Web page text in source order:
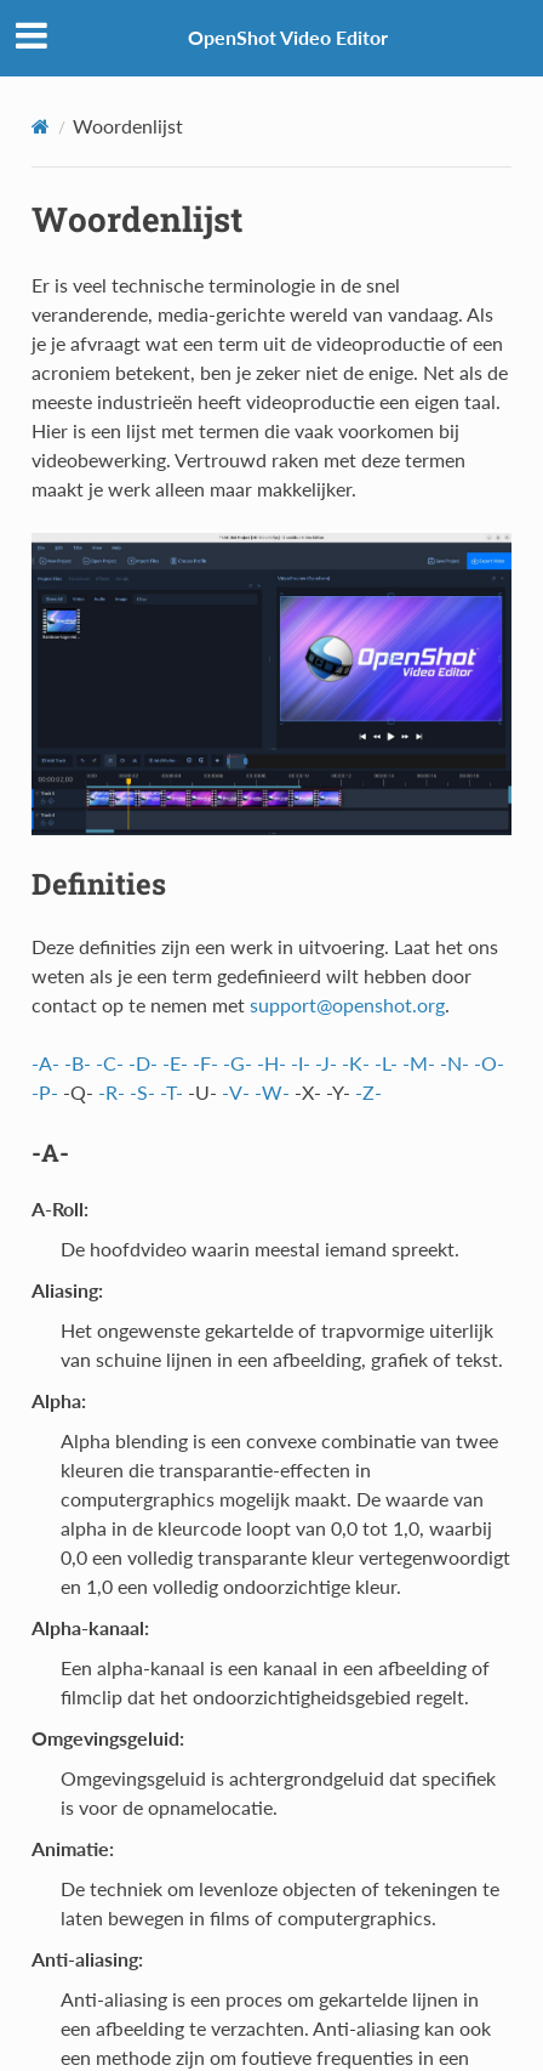
OpenShot Video Editor
Woordenlijst
Woordenlijst
Er is veel technische terminologie in de snel
veranderende, media-gerichte wereld van vandaag. Als
je je afvraagt wat een term uit de videoproductie of een
acroniem betekent, ben je zeker niet de enige. Net als de
meeste industrieën heeft videoproductie een eigen taal.
Hier is een lijst met termen die vaak voorkomen bij
videobewerking. Vertrouwd raken met deze termen
maakt je werk alleen maar makkelijker.
Definities
Deze definities zijn een werk in uitvoering. Laat het ons
weten als je een term gedefinieerd wilt hebben door
contact op te nemen met support@openshot.org.
-A- -B- -C- -D- -E- -F- -G- -H- -I- -J- -K- -L- -M- -N- -O-
-P- -Q- -R- -S- -T- -U- -V- -W- -X- -Y- -Z-
-A-
A-Roll:
De hoofdvideo waarin meestal iemand spreekt.
Aliasing:
Het ongewenste gekartelde of trapvormige uiterlijk
van schuine lijnen in een afbeelding, grafiek of tekst.
Alpha:
Alpha blending is een convexe combinatie van twee
kleuren die transparantie-effecten in
computergraphics mogelijk maakt. De waarde van
alpha in de kleurcode loopt van 0,0 tot 1,0, waarbij
0,0 een volledig transparante kleur vertegenwoordigt
en 1,0 een volledig ondoorzichtige kleur.
Alpha-kanaal:
Een alpha-kanaal is een kanaal in een afbeelding of
filmclip dat het ondoorzichtigheidsgebied regelt.
Omgevingsgeluid:
Omgevingsgeluid is achtergrondgeluid dat specifiek
is voor de opnamelocatie.
Animatie:
De techniek om levenloze objecten of tekeningen te
laten bewegen in films of computergraphics.
Anti-aliasing:
Anti-aliasing is een proces om gekartelde lijnen in
een afbeelding te verzachten. Anti-aliasing kan ook
een methode zijn om foutieve frequenties in een